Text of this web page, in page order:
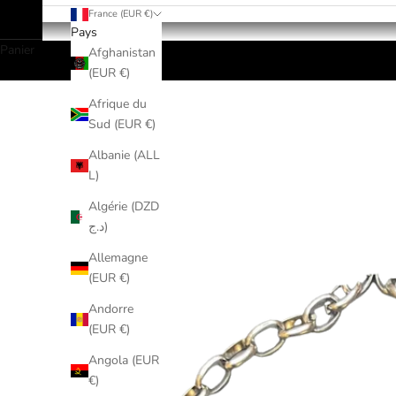
France (EUR €)
Pays
Afghanistan
(EUR €)
Afrique du
Sud (EUR €)
Albanie (ALL
L)
Algérie (DZD
د.ج)
Allemagne
(EUR €)
Andorre
(EUR €)
Angola (EUR
€)
Panier